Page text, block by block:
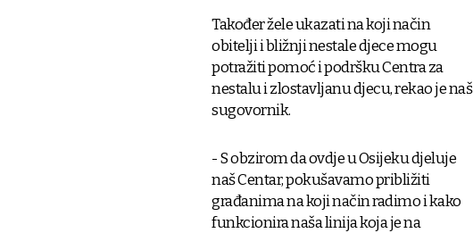
Također žele ukazati na koji način
obitelji i bližnji nestale djece mogu
potražiti pomoć i podršku Centra za
nestalu i zlostavljanu djecu, rekao je naš
sugovornik.
- S obzirom da ovdje u Osijeku djeluje
naš Centar, pokušavamo približiti
građanima na koji način radimo i kako
funkcionira naša linija koja je na